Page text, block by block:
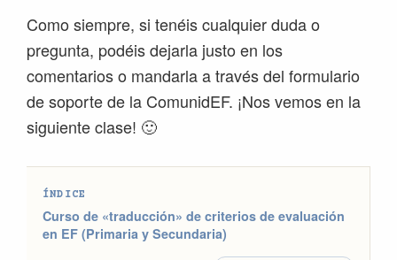
Como siempre, si tenéis cualquier duda o
pregunta, podéis dejarla justo en los
comentarios o mandarla a través del formulario
de soporte de la ComunidEF. ¡Nos vemos en la
siguiente clase! 🙂
ÍNDICE
Curso de «traducción» de criterios de evaluación
en EF (Primaria y Secundaria)